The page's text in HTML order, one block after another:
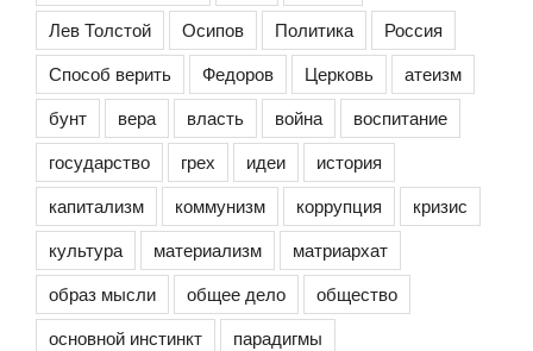
Лев Толстой
Осипов Политика
Россия
Способ верить
Федоров Церковь
атеизм
бунт
вера власть война
воспитание
государство
грех идеи
история
капитализм
коммунизм коррупция
кризис
культура
материализм
матриархат
образ мысли
общее дело
общество
основной инстинкт
парадигмы